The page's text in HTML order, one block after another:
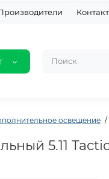
освещение
5.11